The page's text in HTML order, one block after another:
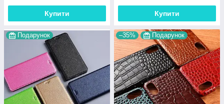
Купити Купити
Подарунок –35% Подарунок